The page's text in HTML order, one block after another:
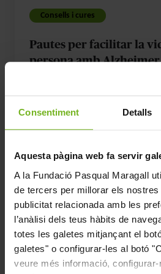
Consentiment Detalls
Aquesta pàgina web fa servir
A la Fundació Pasqual Maragall
de tercers per millorar els
publicitat relacionada amb les
l’anàlisi dels teus hàbits de
totes les galetes mitjançant el
galetes" o configurar-les al botó
veure més informació, configurar-
amb Consells i cures
Pautes per facilitar la
persona amb Alzheimer
Alzheimer:
reivindicar
la
identitat
i
l'autonomia
des